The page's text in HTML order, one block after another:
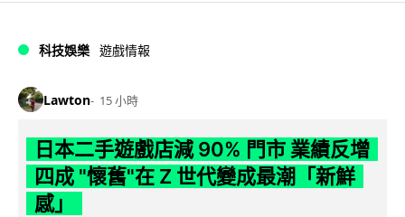
科技娛樂 遊戲情報
Lawton 15 小時
日本二手遊戲店減 90% 門市 業績反增
四成 "懷舊"在 Z 世代變成最潮「新鮮
感」